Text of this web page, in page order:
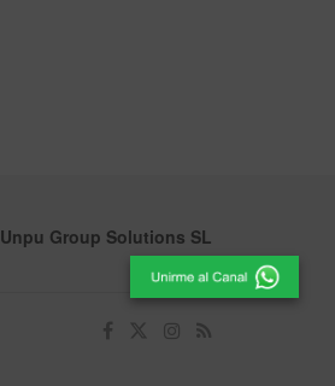
Unpu Group Solutions SL